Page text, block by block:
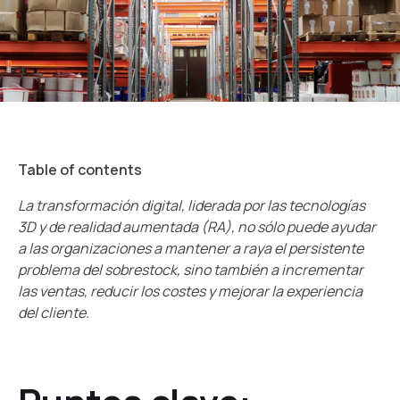
Table of contents
La transformación digital, liderada por las tecnologías
3D y de realidad aumentada (RA), no sólo puede ayudar
a las organizaciones a mantener a raya el persistente
problema del sobrestock, sino también a incrementar
las ventas, reducir los costes y mejorar la experiencia
del cliente.